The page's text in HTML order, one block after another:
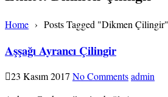
Home › Posts Tagged "Dikmen Çilingir"
Aşşağı Ayrancı Çilingir
23 Kasım 2017 No Commentsadmin